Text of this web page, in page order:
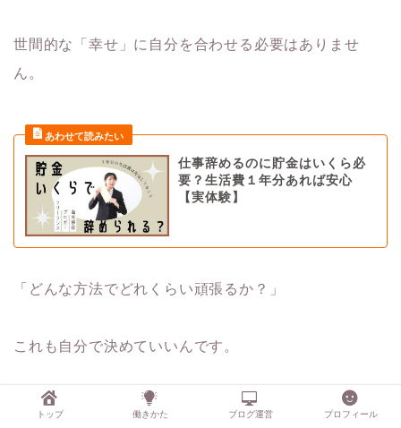
世間的な「幸せ」に自分を合わせる必要はありませ
ん。
仕事辞めるのに貯金はいくら必
要？生活費１年分あれば安心
【実体験】
「どんな方法でどれくらい頑張るか？」
これも自分で決めていいんです。
例えば、世間的には
トップ 働きかた ブログ運営 プロフィール